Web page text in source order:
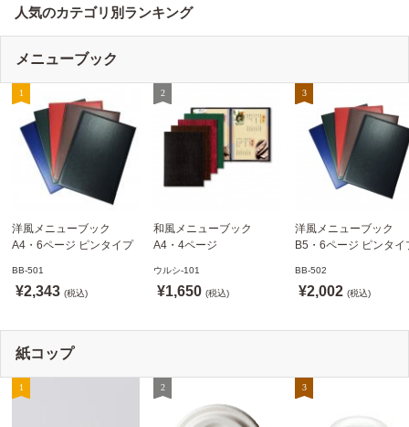
人気のカテゴリ別ランキング
メニューブック
洋風メニューブック
A4・6ページ ピンタイプ
発送可】
BB-501
¥2,343 (税込)
和風メニューブック
A4・4ページ
ウルシ-101 シンビ
(SHIMBI)【当日発送可】
ウルシ-101
¥1,650 (税込)
洋風メニューブック
B5・6ページ ピンタイ
BB-502
¥2,002 (税込)
紙コップ